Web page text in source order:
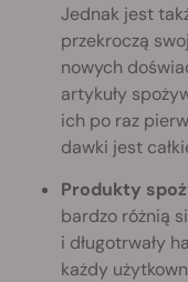
Jednak jest
przekroczą
nowych
artykuły
ich po raz
dawki jest
Produkty
bardzo różnią
i długotrwały
każdy